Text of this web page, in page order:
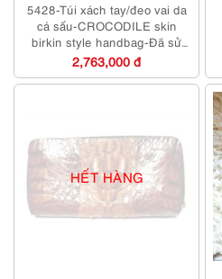
5428-Túi xách tay/đeo vai da
cá sấu-CROCODILE skin
birkin style handbag-Đã sử
dụng
2,763,000 đ
HẾT HÀNG